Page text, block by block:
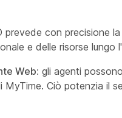
prevede con precisione
e delle risorse lungo
Web: gli agenti
Ciò potenzia il